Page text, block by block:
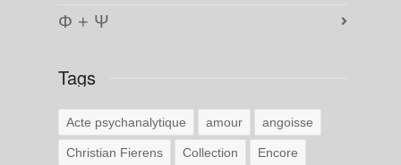
Φ + Ψ
Tags
Acte psychanalytique amour angoisse
Christian Fierens Collection Encore